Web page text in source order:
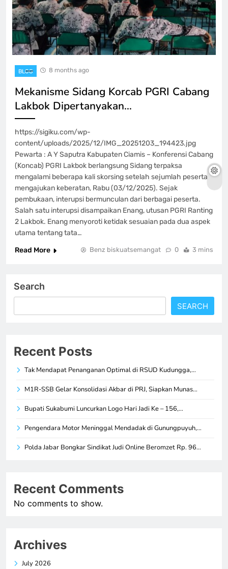
BLOG 8 months ago
Mekanisme Sidang Korcab PGRI Cabang
Lakbok Dipertanyakan…
https://sigiku.com/wp-
content/uploads/2025/12/IMG_20251203_194423.jpg
Pewarta : A Y Saputra Kabupaten Ciamis – Konferensi Cabang
(Koncab) PGRI Lakbok berlangsung Sidang terpaksa
mengalami beberapa kali skorsing setelah sejumlah peserta
mengajukan keberatan, Rabu (03/12/2025). Sejak
pembukaan, interupsi bermunculan dari berbagai peserta.
Salah satu interupsi disampaikan Enang, utusan PGRI Ranting
2 Lakbok. Enang menyoroti ketidak sesuaian pada dua aspek
utama tentang tata…
Read More
Benz biskuatsemangat 0 3 mins
Search
SEARCH
Recent Posts
Tak Mendapat Penanganan Optimal di RSUD Kudungga,…
M1R-SSB Gelar Konsolidasi Akbar di PRJ, Siapkan Munas…
Bupati Sukabumi Luncurkan Logo Hari Jadi Ke – 156,…
Pengendara Motor Meninggal Mendadak di Gunungpuyuh,…
Polda Jabar Bongkar Sindikat Judi Online Beromzet Rp. 96…
Recent Comments
No comments to show.
Archives
July 2026